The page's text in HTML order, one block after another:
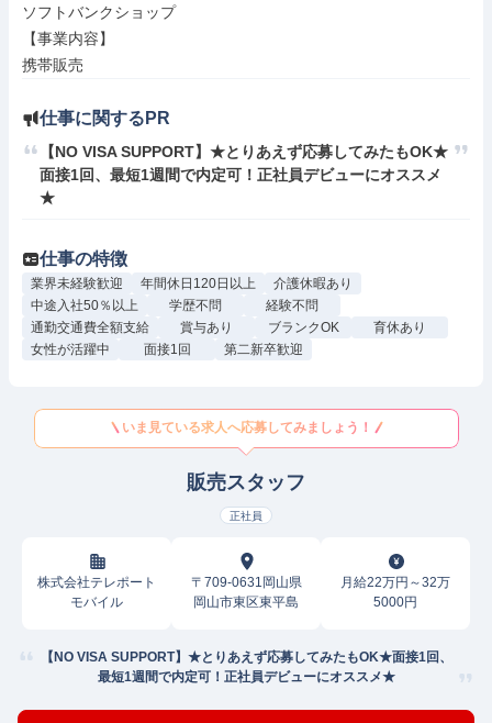
ソフトバンクショップ
【事業内容】
携帯販売
仕事に関するPR
【NO VISA SUPPORT】★とりあえず応募してみたもOK★
面接1回、最短1週間で内定可！正社員デビューにオススメ
★
仕事の特徴
業界未経験歓迎 年間休日120日以上
介護休暇あり
中途入社50％以上
学歴不問
経験不問
通勤交通費全額支給
賞与あり ブランクOK
育休あり
女性が活躍中
面接1回 第二新卒歓迎
いま見ている求人へ応募してみましょう！
販売スタッフ
正社員
株式会社テレポート
モバイル
〒709-0631岡山県
岡山市東区東平島
月給22万円～32万
5000円
【NO VISA SUPPORT】★とりあえず応募してみたもOK★面接1回、
最短1週間で内定可！正社員デビューにオススメ★